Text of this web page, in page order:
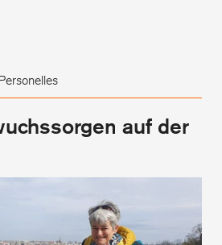
auf der